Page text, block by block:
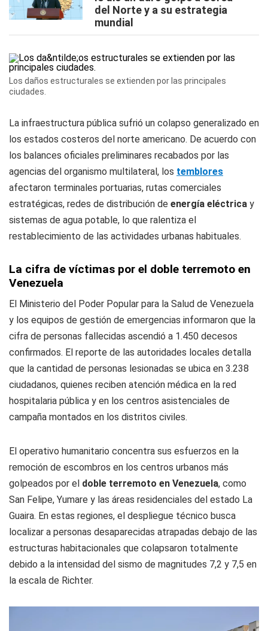
del Norte y a su estrategia
mundial
Los daños estructurales se extienden por las principales
ciudades.
La infraestructura pública sufrió un colapso generalizado en
los estados costeros del norte americano. De acuerdo con
los balances oficiales preliminares recabados por las
agencias del organismo multilateral, los temblores
afectaron terminales portuarias, rutas comerciales
estratégicas, redes de distribución de energía eléctrica y
sistemas de agua potable, lo que ralentiza el
restablecimiento de las actividades urbanas habituales.
La cifra de víctimas por el doble terremoto en
Venezuela
El Ministerio del Poder Popular para la Salud de Venezuela
y los equipos de gestión de emergencias informaron que la
cifra de personas fallecidas ascendió a 1.450 decesos
confirmados. El reporte de las autoridades locales detalla
que la cantidad de personas lesionadas se ubica en 3.238
ciudadanos, quienes reciben atención médica en la red
hospitalaria pública y en los centros asistenciales de
campaña montados en los distritos civiles.
El operativo humanitario concentra sus esfuerzos en la
remoción de escombros en los centros urbanos más
golpeados por el doble terremoto en Venezuela, como
San Felipe, Yumare y las áreas residenciales del estado La
Guaira. En estas regiones, el despliegue técnico busca
localizar a personas desaparecidas atrapadas debajo de las
estructuras habitacionales que colapsaron totalmente
debido a la intensidad del sismo de magnitudes 7,2 y 7,5 en
la escala de Richter.